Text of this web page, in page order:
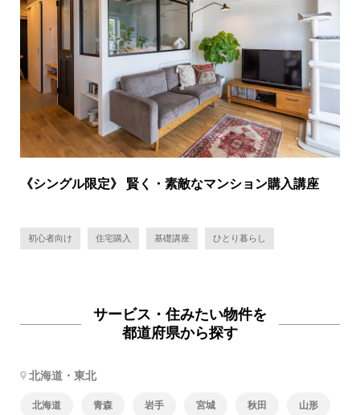
《シングル限定》 賢く・素敵なマンション購入講座
初心者向け 住宅購入 基礎講座 ひとり暮らし
サービス・住みたい物件を
都道府県から探す
北海道・東北
北海道 青森 岩手 宮城 秋田 山形